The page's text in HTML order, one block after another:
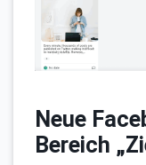
Neue
Bereich